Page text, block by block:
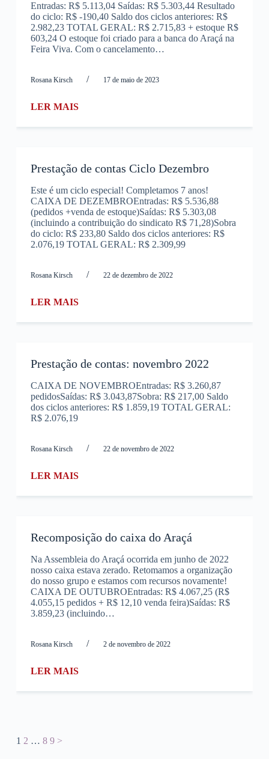
Entradas: R$ 5.113,04 Saídas: R$ 5.303,44 Resultado
do ciclo: R$ -190,40 Saldo dos ciclos anteriores: R$
2.982,23 TOTAL GERAL: R$ 2.715,83 + estoque R$
603,24 O estoque foi criado para a banca do Araçá na
Feira Viva. Com o cancelamento…
Rosana Kirsch / 17 de maio de 2023
LER MAIS
Prestação de contas Ciclo Dezembro
Este é um ciclo especial! Completamos 7 anos!
CAIXA DE DEZEMBROEntradas: R$ 5.536,88
(pedidos +venda de estoque)Saídas: R$ 5.303,08
(incluindo a contribuição do sindicato R$ 71,28)Sobra
do ciclo: R$ 233,80 Saldo dos ciclos anteriores: R$
2.076,19 TOTAL GERAL: R$ 2.309,99
Rosana Kirsch / 22 de dezembro de 2022
LER MAIS
Prestação de contas: novembro 2022
CAIXA DE NOVEMBROEntradas: R$ 3.260,87
pedidosSaídas: R$ 3.043,87Sobra: R$ 217,00 Saldo
dos ciclos anteriores: R$ 1.859,19 TOTAL GERAL:
R$ 2.076,19
Rosana Kirsch / 22 de novembro de 2022
LER MAIS
Recomposição do caixa do Araçá
Na Assembleia do Araçá ocorrida em junho de 2022
nosso caixa estava zerado. Retomamos a organização
do nosso grupo e estamos com recursos novamente!
CAIXA DE OUTUBROEntradas: R$ 4.067,25 (R$
4.055,15 pedidos + R$ 12,10 venda feira)Saídas: R$
3.859,23 (incluindo…
Rosana Kirsch / 2 de novembro de 2022
LER MAIS
1 2 … 8 9 >